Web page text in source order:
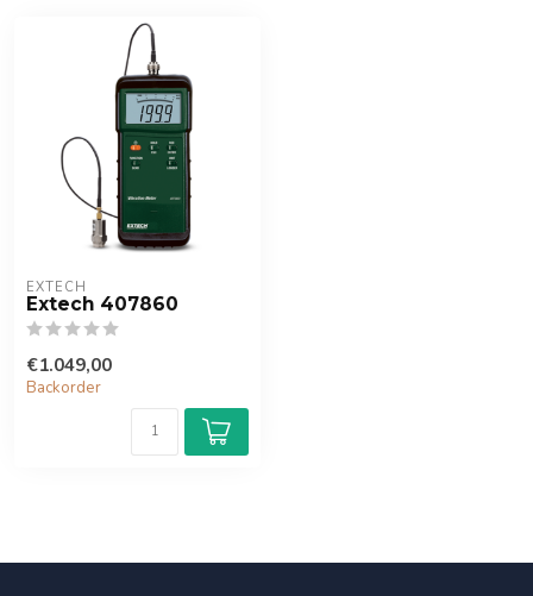
EXTECH
Extech 407860
€1.049,00
Backorder